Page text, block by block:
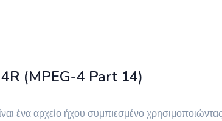
(MPEG-4 Part 14)
ένα αρχείο ήχου συμπιεσμένο